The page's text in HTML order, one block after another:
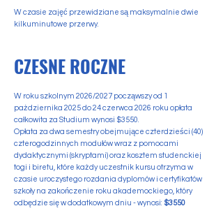
W czasie zajęć przewidziane są maksymalnie dwie
kilkuminutowe przerwy.
CZESNE ROCZNE
W roku szkolnym 2026/2027 począwszy od 1
pażdziernika 2025 do 24 czerwca 2026 roku opłata
całkowita za Studium wynosi $3550.
Opłata za dwa semestry obejmujące czterdzieści (40)
czterogodzinnych modułów wraz z pomocami
dydaktycznymi (skryptami) oraz kosztem studenckiej
togi i biretu, które każdy uczestnik kursu otrzyma w
czasie uroczystego rozdania dyplomów i certyfikatów
szkoły na zakończenie roku akademockiego, który
odbędzie się w dodatkowym dniu - wynosi: $3550